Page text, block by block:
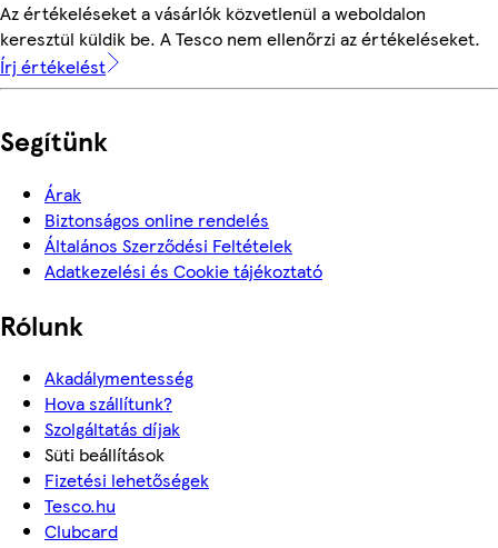
Az értékeléseket a vásárlók közvetlenül a weboldalon
keresztül küldik be. A Tesco nem ellenőrzi az értékeléseket.
Írj értékelést
Segítünk
Árak
Biztonságos online rendelés
Általános Szerződési Feltételek
Adatkezelési és Cookie tájékoztató
Rólunk
Akadálymentesség
Hova szállítunk?
Szolgáltatás díjak
Süti beállítások
Fizetési lehetőségek
Tesco.hu
Clubcard